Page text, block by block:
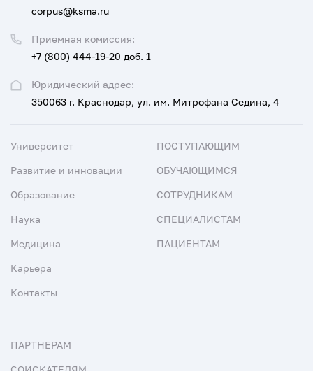
Юридический адрес:
350063 г. Краснодар, ул. им. Митрофана Седина, 4
Приемная комиссия:
+7 (800) 444-19-20 доб. 1
corpus@ksma.ru
Университет
Развитие и инновации
Образование
Наука
Медицина
Карьера
Контакты
ПОСТУПАЮЩИМ
ОБУЧАЮЩИМСЯ
СОТРУДНИКАМ
СПЕЦИАЛИСТАМ
ПАЦИЕНТАМ
ПАРТНЕРАМ